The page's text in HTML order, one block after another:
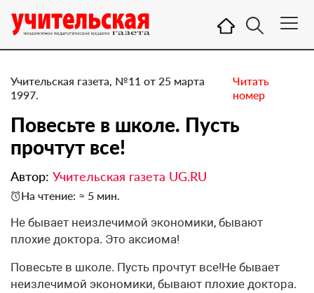
Учительская газета, №11 от 25 марта
1997.
Читать
номер
Повесьте в школе. Пусть
прочтут все!
Автор: Учительская газета UG.RU
На чтение: ≈ 5 мин.
Не бывает неизлечимой экономики, бывают
плохие доктора. Это аксиома!
Повесьте в школе. Пусть прочтут все!Не бывает
неизлечимой экономики, бывают плохие доктора.